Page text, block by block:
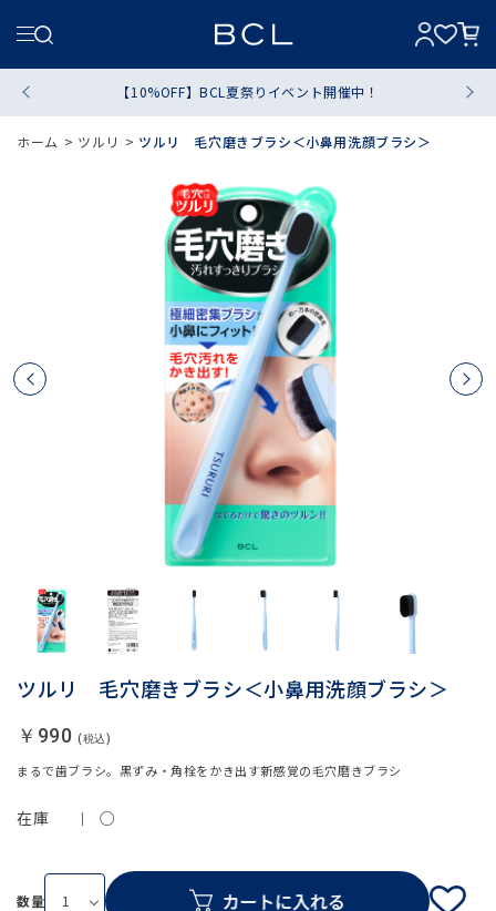
【10%OFF】BCL夏祭りイベント開催中！
ホーム > ツルリ > ツルリ 毛穴磨きブラシ＜小鼻用洗顔ブラシ＞
ツルリ 毛穴磨きブラシ＜小鼻用洗顔ブラシ＞
まるで歯ブラシ。黒ずみ・角栓をかき出す新感覚の毛穴磨きブラシ
￥990
在庫 ○
数量